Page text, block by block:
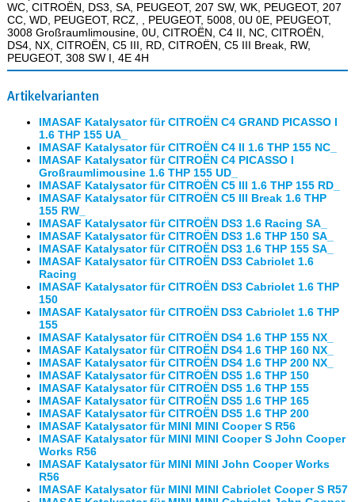
WC, CITROËN, DS3, SA, PEUGEOT, 207 SW, WK, PEUGEOT, 207
CC, WD, PEUGEOT, RCZ, , PEUGEOT, 5008, 0U 0E, PEUGEOT,
3008 Großraumlimousine, 0U, CITROËN, C4 II, NC, CITROËN,
DS4, NX, CITROËN, C5 III, RD, CITROËN, C5 III Break, RW,
PEUGEOT, 308 SW I, 4E 4H
Artikelvarianten
IMASAF Katalysator für CITROËN C4 GRAND PICASSO I
1.6 THP 155 UA_
IMASAF Katalysator für CITROËN C4 II 1.6 THP 155 NC_
IMASAF Katalysator für CITROËN C4 PICASSO I
Großraumlimousine 1.6 THP 155 UD_
IMASAF Katalysator für CITROËN C5 III 1.6 THP 155 RD_
IMASAF Katalysator für CITROËN C5 III Break 1.6 THP
155 RW_
IMASAF Katalysator für CITROËN DS3 1.6 Racing SA_
IMASAF Katalysator für CITROËN DS3 1.6 THP 150 SA_
IMASAF Katalysator für CITROËN DS3 1.6 THP 155 SA_
IMASAF Katalysator für CITROËN DS3 Cabriolet 1.6
Racing
IMASAF Katalysator für CITROËN DS3 Cabriolet 1.6 THP
150
IMASAF Katalysator für CITROËN DS3 Cabriolet 1.6 THP
155
IMASAF Katalysator für CITROËN DS4 1.6 THP 155 NX_
IMASAF Katalysator für CITROËN DS4 1.6 THP 160 NX_
IMASAF Katalysator für CITROËN DS4 1.6 THP 200 NX_
IMASAF Katalysator für CITROËN DS5 1.6 THP 150
IMASAF Katalysator für CITROËN DS5 1.6 THP 155
IMASAF Katalysator für CITROËN DS5 1.6 THP 165
IMASAF Katalysator für CITROËN DS5 1.6 THP 200
IMASAF Katalysator für MINI MINI Cooper S R56
IMASAF Katalysator für MINI MINI Cooper S John Cooper
Works R56
IMASAF Katalysator für MINI MINI John Cooper Works
R56
IMASAF Katalysator für MINI MINI Cabriolet Cooper S R57